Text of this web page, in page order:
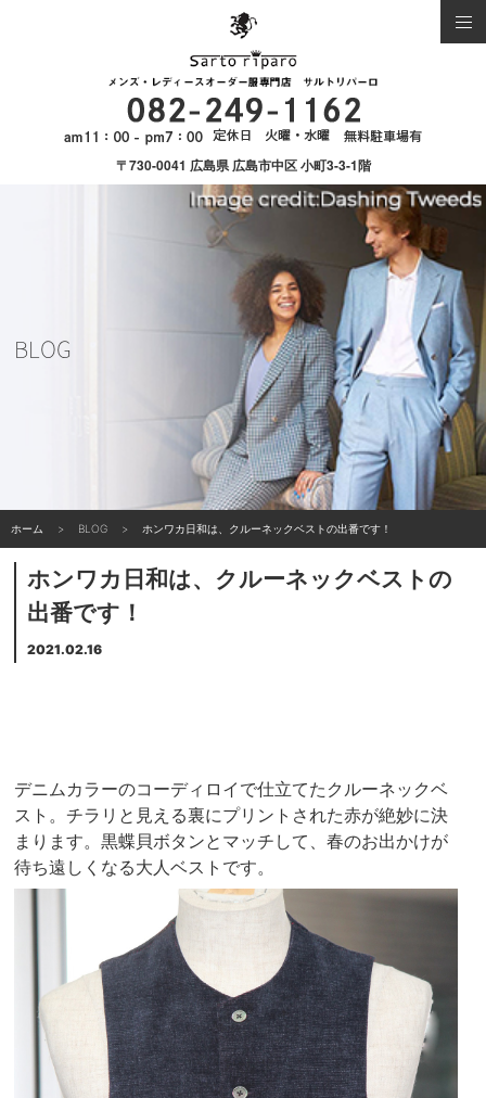
〒730-0041 広島県 広島市中区 小町3-3-1階
BLOG
ホーム BLOG ホンワカ日和は、クルーネックベストの出番です！
ホンワカ日和は、クルーネックベストの
出番です！
2021.02.16
デニムカラーのコーディロイで仕立てたクルーネックベ
スト。チラリと見える裏にプリントされた赤が絶妙に決
まります。黒蝶貝ボタンとマッチして、春のお出かけが
待ち遠しくなる大人ベストです。